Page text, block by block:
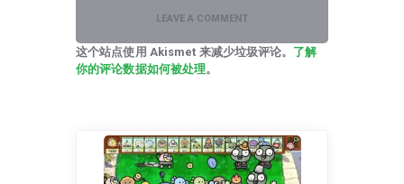
这个站点使用 Akismet 来减少垃圾评论。 了解
你的评论数据如何被处理。